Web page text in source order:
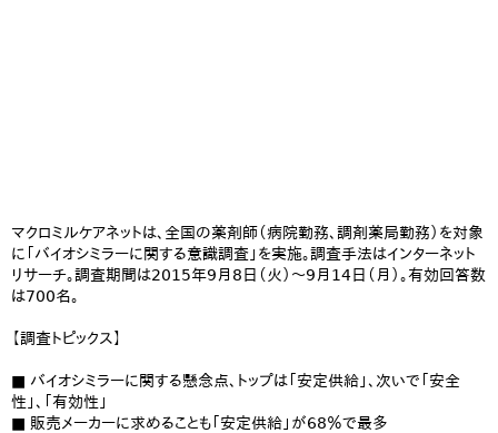
マクロミルケアネットは、全国の薬剤師（病院勤務、調剤薬局勤務）を対象
に「バイオシミラーに関する意識調査」を実施。調査手法はインターネット
リサーチ。調査期間は2015年9月8日（火）～9月14日（月）。有効回答数
は700名。
【調査トピックス】
■ バイオシミラーに関する懸念点、トップは「安定供給」、次いで「安全
性」、「有効性」
■ 販売メーカーに求めることも「安定供給」が68％で最多